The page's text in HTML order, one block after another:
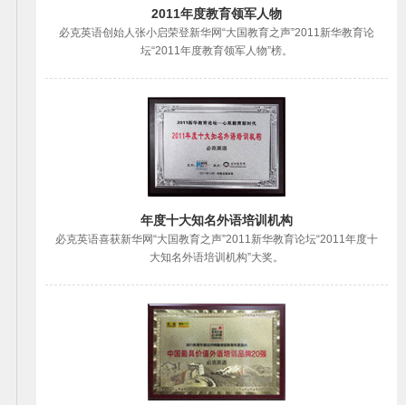
2011年度教育领军人物
必克英语创始人张小启荣登新华网“大国教育之声”2011新华教育论
坛“2011年度教育领军人物”榜。
年度十大知名外语培训机构
必克英语喜获新华网“大国教育之声”2011新华教育论坛“2011年度十
大知名外语培训机构”大奖。